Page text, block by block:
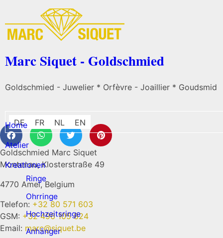
Marc Siquet - Goldschmied
Goldschmied - Juwelier * Orfèvre - Joaillier * Goudsmid
DE FR NL EN
Home
Atelier
Kreationen
Ringe
Ohrringe
Hochzeitsringe
Anhänger
Goldschmied Marc Siquet
Montenau, Klosterstraße 49
4770 Amel, Belgium
Telefon: +32 80 571 603
GSM: +32 496 105 824
Email: marc@siquet.be